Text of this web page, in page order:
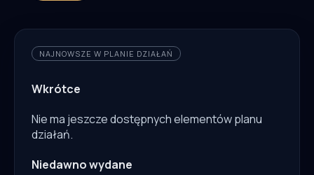
NAJNOWSZE W PLANIE DZIAŁAŃ
Wkrótce
Nie ma jeszcze dostępnych elementów planu
działań.
Niedawno wydane